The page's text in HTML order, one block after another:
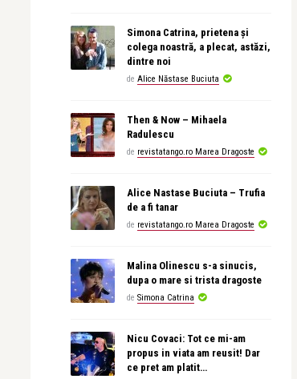
Simona Catrina, prietena și
colega noastră, a plecat, astăzi,
dintre noi
de Alice Năstase Buciuta
Then & Now – Mihaela
Radulescu
de revistatango.ro Marea Dragoste
Alice Nastase Buciuta – Trufia
de a fi tanar
de revistatango.ro Marea Dragoste
Malina Olinescu s-a sinucis,
dupa o mare si trista dragoste
de Simona Catrina
Nicu Covaci: Tot ce mi-am
propus in viata am reusit! Dar
ce pret am platit…